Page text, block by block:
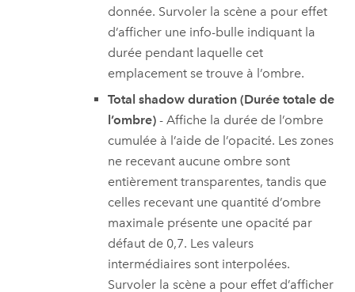
donnée. Survoler la scène a pour effet
d’afficher une info-bulle indiquant la
durée pendant laquelle cet
emplacement se trouve à l’ombre.
Total shadow duration (Durée totale de
l’ombre)- Affiche la durée de l’ombre
cumulée à l’aide de l’opacité. Les zones
ne recevant aucune ombre sont
entièrement transparentes, tandis que
celles recevant une quantité d’ombre
maximale présente une opacité par
défaut de 0,7. Les valeurs
intermédiaires sont interpolées.
Survoler la scène a pour effet d’afficher